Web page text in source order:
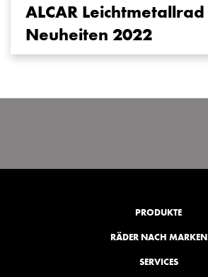
ALCAR Leichtmetallrad
Neuheiten 2022
PRODUKTE
RÄDER NACH MARKEN
SERVICES